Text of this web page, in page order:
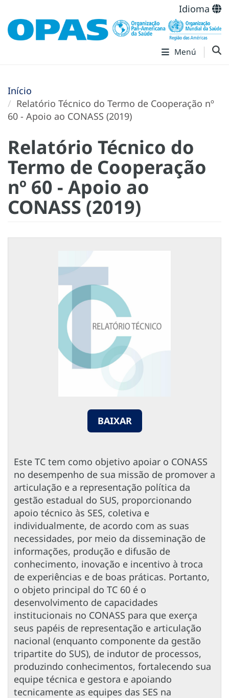
Idioma
Menú
Início
Relatório Técnico do Termo de Cooperação nº
60 - Apoio ao CONASS (2019)
Relatório Técnico do
Termo de Cooperação
nº 60 - Apoio ao
CONASS (2019)
BAIXAR
Este TC tem como objetivo apoiar o CONASS
no desempenho de sua missão de promover a
articulação e a representação política da
gestão estadual do SUS, proporcionando
apoio técnico às SES, coletiva e
individualmente, de acordo com as suas
necessidades, por meio da disseminação de
informações, produção e difusão de
conhecimento, inovação e incentivo à troca
de experiências e de boas práticas. Portanto,
o objeto principal do TC 60 é o
desenvolvimento de capacidades
institucionais no CONASS para que exerça
seus papéis de representação e articulação
nacional (enquanto componente da gestão
tripartite do SUS), de indutor de processos,
produzindo conhecimentos, fortalecendo sua
equipe técnica e gestora e apoiando
tecnicamente as equipes das SES na